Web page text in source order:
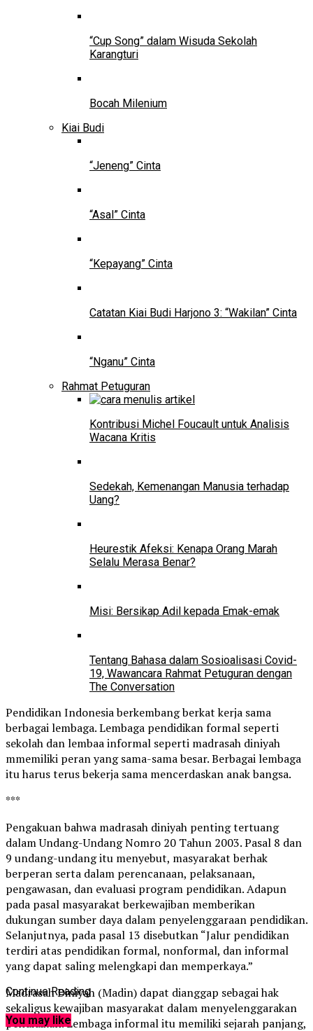
“Cup Song” dalam Wisuda Sekolah
Karangturi
Bocah Milenium
Kiai Budi
“Jeneng” Cinta
“Asal” Cinta
“Kepayang” Cinta
Catatan Kiai Budi Harjono 3: “Wakilan” Cinta
“Nganu” Cinta
Rahmat Petuguran
Kontribusi Michel Foucault untuk Analisis
Wacana Kritis
Sedekah, Kemenangan Manusia terhadap
Uang?
Heurestik Afeksi: Kenapa Orang Marah
Selalu Merasa Benar?
Misi: Bersikap Adil kepada Emak-emak
Tentang Bahasa dalam Sosioalisasi Covid-
19, Wawancara Rahmat Petuguran dengan
The Conversation
Pendidikan Indonesia berkembang berkat kerja sama
berbagai lembaga. Lembaga pendidikan formal seperti
sekolah dan lembaa informal seperti madrasah diniyah
mmemiliki peran yang sama-sama besar. Berbagai lembaga
itu harus terus bekerja sama mencerdaskan anak bangsa.
***
Pengakuan bahwa madrasah diniyah penting tertuang
dalam Undang-Undang Nomro 20 Tahun 2003. Pasal 8 dan
9 undang-undang itu menyebut, masyarakat berhak
berperan serta dalam perencanaan, pelaksanaan,
pengawasan, dan evaluasi program pendidikan. Adapun
pada pasal masyarakat berkewajiban memberikan
dukungan sumber daya dalam penyelenggaraan pendidikan.
Selanjutnya, pada pasal 13 disebutkan “Jalur pendidikan
terdiri atas pendidikan formal, nonformal, dan informal
yang dapat saling melengkapi dan memperkaya.”
Madrasah Diniyah (Madin) dapat dianggap sebagai hak
sekaligus kewajiban masyarakat dalam menyelenggarakan
pendidikan. Lembaga informal itu memiliki sejarah panjang,
Continue Reading
You may like